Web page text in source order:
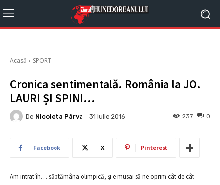
Acasă SPORT
Cronica sentimentală. România la JO.
LAURI ȘI SPINI…
De Nicoleta Pârva 31 Iulie 2016 0
237
Facebook X Pinterest
Am intrat în… săptămâna olimpică, și e musai să ne oprim cât de cât